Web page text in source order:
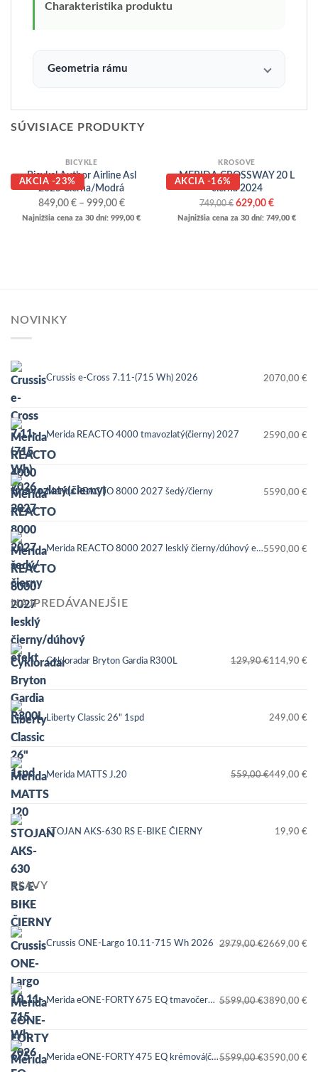
Charakteristika produktu
Geometria rámu
SÚVISIACE PRODUKTY
AKCIA -23%
BICYKLE
Bicykel Author Airline Asl
2025 Čierna/Modrá
849,00 € – 999,00 €Price
range:
Najnižšia cena za 30 dní: 999,00 €
AKCIA -16%
KROSOVÉ
MERIDA CROSSWAY 20 L
čierna 2024
749,00€ Pôvodná
cena
629,00 €Aktuálna
cena
Najnižšia cena za 30 dní: 749,00 €
NOVINKY
Crussis e-Cross 7.11-(715 Wh) 2026 2070,00 €
Merida REACTO 4000 tmavozlatý(čierny) 2027 2590,00 €
Merida REACTO 8000 2027 šedý/čierny 5590,00 €
Merida REACTO 8000 2027 lesklý čierny/dúhový efekt5590,00 €
NAJPREDÁVANEJŠIE
Cykloradar Bryton Gardia R300L 129,90€
Pôvodná
cena
bola:
129,90 €.
114,90 €
Aktuálna
cena
je:
114,90 €.Liberty Classic 26" 1spd 249,00 €
Merida MATTS J.20 559,00€
Pôvodná
cena
bola:
559,00 €.
449,00 €
Aktuálna
cena
je:
449,00 €.STOJAN AKS-630 RS E-BIKE ČIERNY 19,90 €
ZĽAVY
Crussis ONE-Largo 10.11-715 Wh 2026 2979,00€
Pôvodná
cena
bola:
2979,00 €.
2669,00 €
Aktuálna
cena
je:
2669,00 €.
Merida eONE-FORTY 675 EQ tmavočervený(čierny) 2025 5599,00€
Pôvodná
cena
bola:
5599,00 €.
3890,00 €
Aktuálna
cena
je:
3890,00 €.
Merida eONE-FORTY 475 EQ krémová(čierna) 20255599,00€
Pôvodná
3590,00 €
Aktuálna